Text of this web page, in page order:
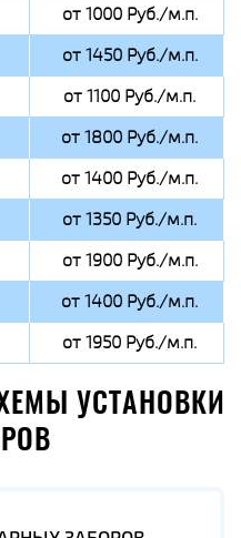
от 1000 Руб./м.п.
от 1450 Руб./м.п.
от 1100 Руб./м.п.
от 1800 Руб./м.п.
от 1400 Руб./м.п.
от 1350 Руб./м.п.
от 1900 Руб./м.п.
от 1400 Руб./м.п.
от 1950 Руб./м.п.
УСТАНОВКИ